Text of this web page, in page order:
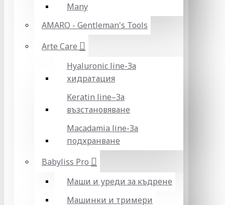
Many
AMARO - Gentleman's Tools
Arte Care
Hyaluronic line-За
хидратация
Keratin line–За
възстановяване
Macadamia line-За
подхранване
Babyliss Pro
Маши и уреди за къдрене
Машинки и тримери